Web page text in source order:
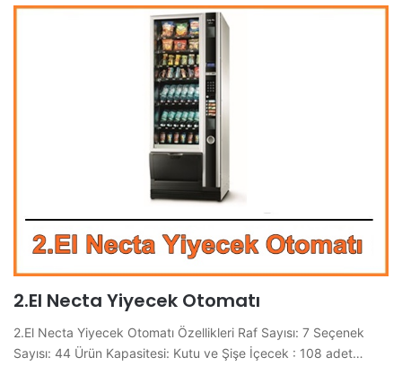
2.El Necta Yiyecek Otomatı
2.El Necta Yiyecek Otomatı Özellikleri Raf Sayısı: 7 Seçenek
Sayısı: 44 Ürün Kapasitesi: Kutu ve Şişe İçecek : 108 adet…